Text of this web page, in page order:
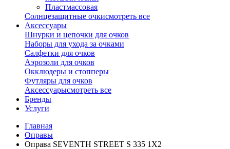
Пластмассовая
Солнцезащитные очкисмотреть все
Аксессуары
Шнурки и цепочки для очков
Наборы для ухода за очками
Салфетки для очков
Аэрозоли для очков
Окклюдеры и стопперы
Футляры для очков
Аксессуарысмотреть все
Бренды
Услуги
Главная
Оправы
Оправа SEVENTH STREET S 335 1X2